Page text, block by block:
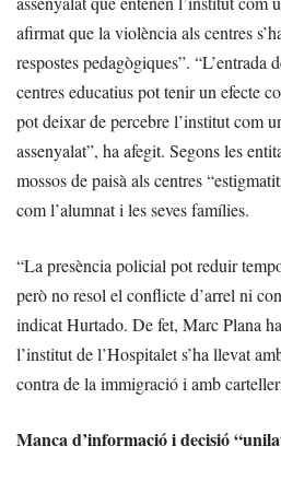
afirmat que la violència als centres
respostes pedagògiques”. “L’entrada
centres educatius pot tenir un efecte
pot deixar de percebre l’institut com
assenyalat”, ha afegit. Segons les
mossos de paisà als centres
com l’alumnat i les seves famílies.
“La presència policial pot reduir
però no resol el conflicte d’arrel ni
indicat Hurtado. De fet, Marc Plana
l’institut de l’Hospitalet s’ha llevat
contra de la immigració i amb
Manca d’informació i decisió